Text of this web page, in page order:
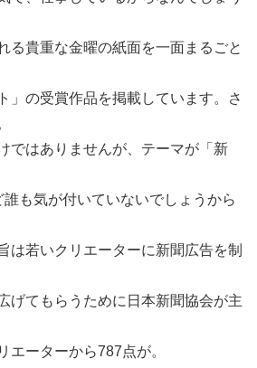
る貴重な金曜の紙面を一面まるごと
」の受賞作品を掲載しています。さ
ではありませんが、テーマが「新
も気が付いていないでしょうから
は若いクリエーターに新聞広告を制
げてもらうために日本新聞協会が主
エーターから787点が。